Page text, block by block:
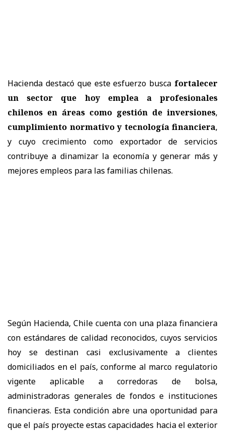
Hacienda destacó que este esfuerzo busca fortalecer
un sector que hoy emplea a profesionales
chilenos en áreas como gestión de inversiones,
cumplimiento normativo y tecnología financiera,
y cuyo crecimiento como exportador de servicios
contribuye a dinamizar la economía y generar más y
mejores empleos para las familias chilenas.
Según Hacienda, Chile cuenta con una plaza financiera
con estándares de calidad reconocidos, cuyos servicios
hoy se destinan casi exclusivamente a clientes
domiciliados en el país, conforme al marco regulatorio
vigente aplicable a corredoras de bolsa,
administradoras generales de fondos e instituciones
financieras. Esta condición abre una oportunidad para
que el país proyecte estas capacidades hacia el exterior